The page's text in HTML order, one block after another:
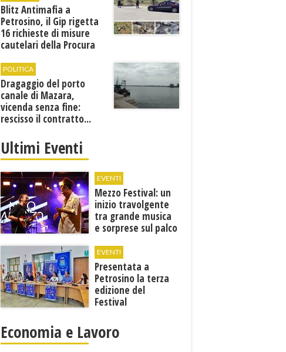
Blitz Antimafia a
Petrosino, il Gip rigetta
16 richieste di misure
cautelari della Procura
POLITICA
Dragaggio del porto
canale di Mazara,
vicenda senza fine:
rescisso il contratto...
Ultimi Eventi
EVENTI
Mezzo Festival: un
inizio travolgente
tra grande musica
e sorprese sul palco
EVENTI
Presentata a
Petrosino la terza
edizione del
Festival
"Voci dal
Economia e Lavoro